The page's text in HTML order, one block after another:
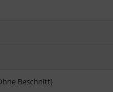
Beschnitt)